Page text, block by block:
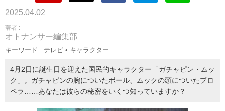
2025.04.02
著者 :
オトナンサー編集部
キーワード : テレビ • キャラクター
4月2日に誕生日を迎えた国民的キャラクター「ガチャピン・ムッ
ク」。ガチャピンの腕についたボール、ムックの頭についたプロ
ペラ……あなたは彼らの秘密をいくつ知っていますか？